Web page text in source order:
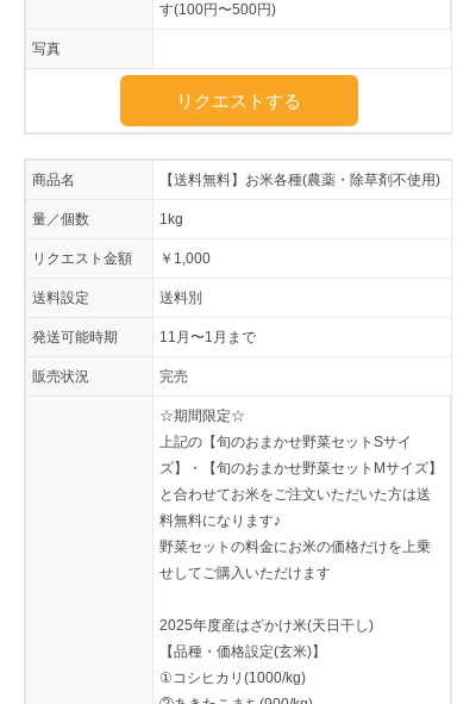
す(100円〜500円)
写真
リクエストする
商品名 【送料無料】お米各種(農薬・除草剤不使用)
量／個数 1kg
リクエスト金額 ￥1,000
送料設定 送料別
発送可能時期 11月〜1月まで
販売状況 完売
☆期間限定☆
上記の【旬のおまかせ野菜セットSサイ
ズ】・【旬のおまかせ野菜セットMサイズ】
と合わせてお米をご注文いただいた方は送
料無料になります♪
野菜セットの料金にお米の価格だけを上乗
せしてご購入いただけます
2025年度産はざかけ米(天日干し)
【品種・価格設定(玄米)】
①コシヒカリ(1000/kg)